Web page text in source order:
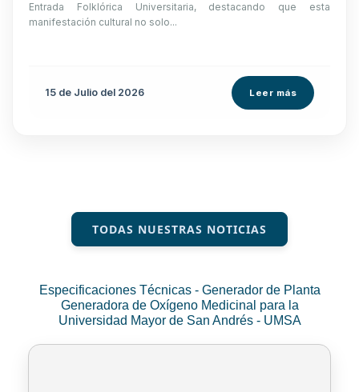
Entrada Folklórica Universitaria, destacando que esta
manifestación cultural no solo...
15 de Julio del 2026 Leer más
TODAS NUESTRAS NOTICIAS
Especificaciones Técnicas - Generador de Planta
Generadora de Oxígeno Medicinal para la
Universidad Mayor de San Andrés - UMSA